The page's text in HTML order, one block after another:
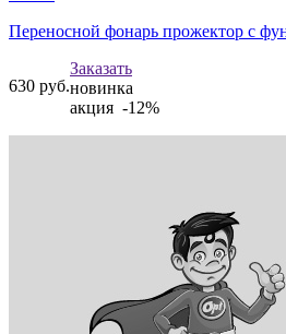
Переносной фонарь прожектор c
630 руб.
Заказать
новинка
акция -12%